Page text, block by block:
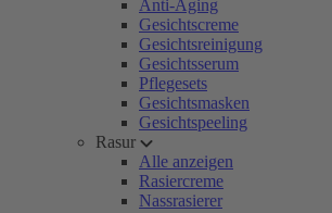
Anti-Aging
Gesichtscreme
Gesichtsreinigung
Gesichtsserum
Pflegesets
Gesichtsmasken
Gesichtspeeling
Rasur
Alle anzeigen
Rasiercreme
Nassrasierer